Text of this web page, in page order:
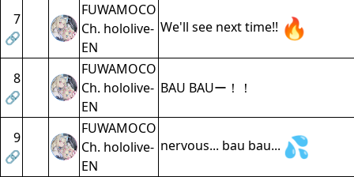
7
🔗
FUWAMOCO
Ch. hololive-
EN
We'll see next time!!
8
🔗
FUWAMOCO
Ch. hololive-
EN
BAU BAUー！！
9
🔗
FUWAMOCO
Ch. hololive-
EN
nervous... bau bau...